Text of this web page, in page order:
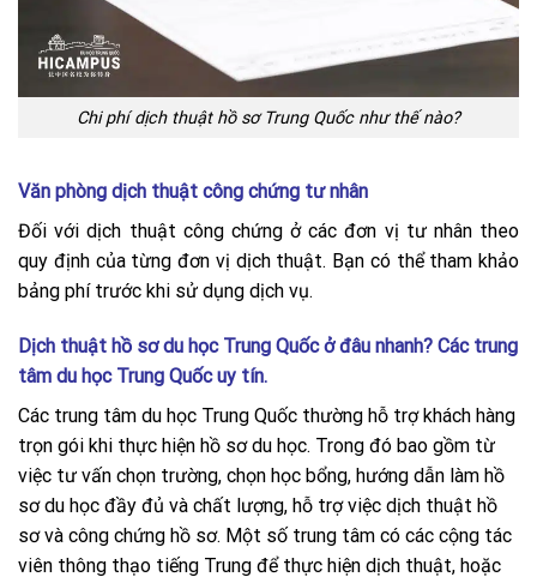
Chi phí dịch thuật hồ sơ Trung Quốc như thế nào?
Văn phòng dịch thuật công chứng tư nhân
Đối với dịch thuật công chứng ở các đơn vị tư nhân theo
quy định của từng đơn vị dịch thuật. Bạn có thể tham khảo
bảng phí trước khi sử dụng dịch vụ.
Dịch thuật hồ sơ du học Trung Quốc ở đâu nhanh? Các trung
tâm du học Trung Quốc uy tín.
Các trung tâm du học Trung Quốc thường hỗ trợ khách hàng
trọn gói khi thực hiện hồ sơ du học. Trong đó bao gồm từ
việc tư vấn chọn trường, chọn học bổng, hướng dẫn làm hồ
sơ du học đầy đủ và chất lượng, hỗ trợ việc dịch thuật hồ
sơ và công chứng hồ sơ. Một số trung tâm có các cộng tác
viên thông thạo tiếng Trung để thực hiện dịch thuật, hoặc